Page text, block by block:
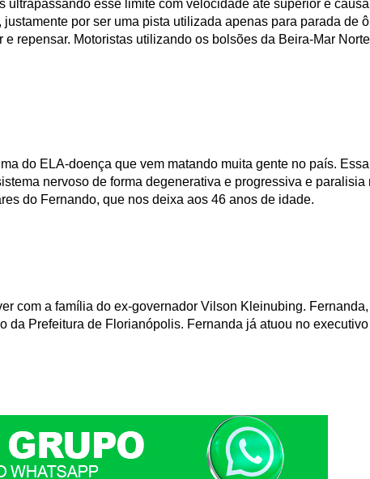
esse limite com velocidade até superior e
por ser uma pista utilizada apenas para parada de
repensar. Motoristas utilizando os bolsões da Beira-Mar
do ELA-doença que vem matando muita gente no país.
nervoso de forma degenerativa e progressiva e paralisia
do Fernando, que nos deixa aos 46 anos de idade.
com a família do ex-governador Vilson Kleinubing.
Prefeitura de Florianópolis. Fernanda já atuou no